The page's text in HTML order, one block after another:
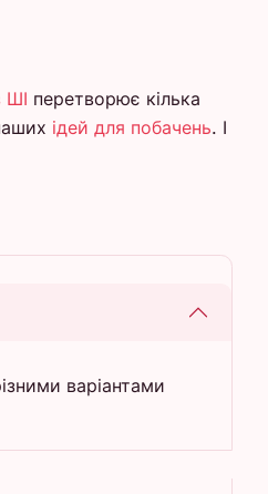
ШІ перетворює кілька
ідей для побачень. І
варіантами